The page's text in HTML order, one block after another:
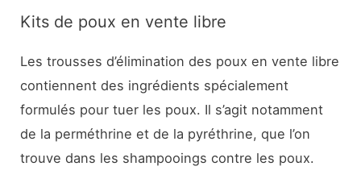
Kits de poux en vente libre
Les trousses d’élimination des poux en vente libre
contiennent des ingrédients spécialement
formulés pour tuer les poux. Il s’agit notamment
de la perméthrine et de la pyréthrine, que l’on
trouve dans les shampooings contre les poux.